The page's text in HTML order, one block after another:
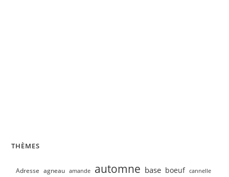
THÈMES
Adresse agneau amande automne base boeuf cannelle